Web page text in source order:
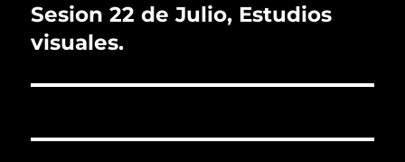
Siguiente
entrada:
Sesion 22 de Julio, Estudios
visuales.